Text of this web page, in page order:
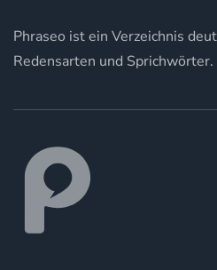
Phraseo ist ein Verzeichnis
Redensarten und Sprichwörter.